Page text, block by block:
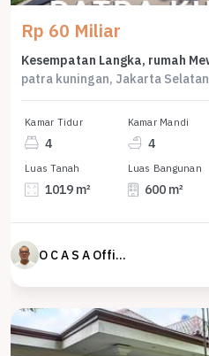
Rp 60 Miliar
patra kuningan, Jakarta Selatan
Kamar Tidur
4
Kamar Mandi
4
Luas Tanah
1019 m²
Luas Bangunan
600 m²
O C A S A Official property perfected